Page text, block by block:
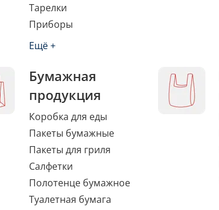
Тарелки
Приборы
Ещё +
Бумажная
продукция
Коробка для еды
Пакеты бумажные
Пакеты для гриля
Салфетки
Полотенце бумажное
Туалетная бумага